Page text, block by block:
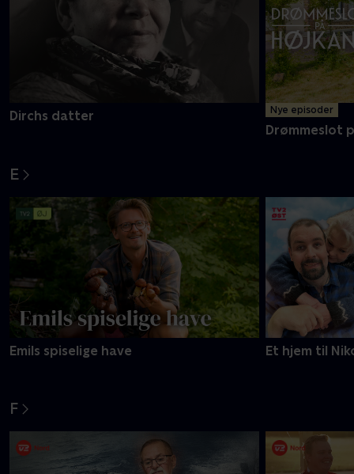
Dirchs datter Nye episoder
Drømmeslot
E
Emils spiselige have Et hjem til
F